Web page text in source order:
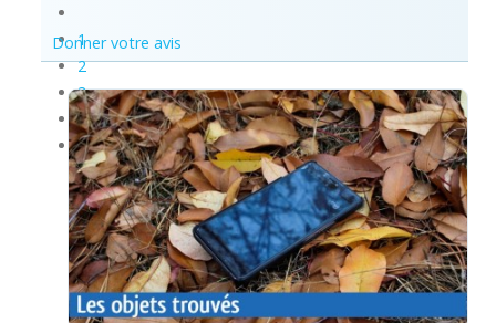
1
2
3
4
5
Donner votre avis